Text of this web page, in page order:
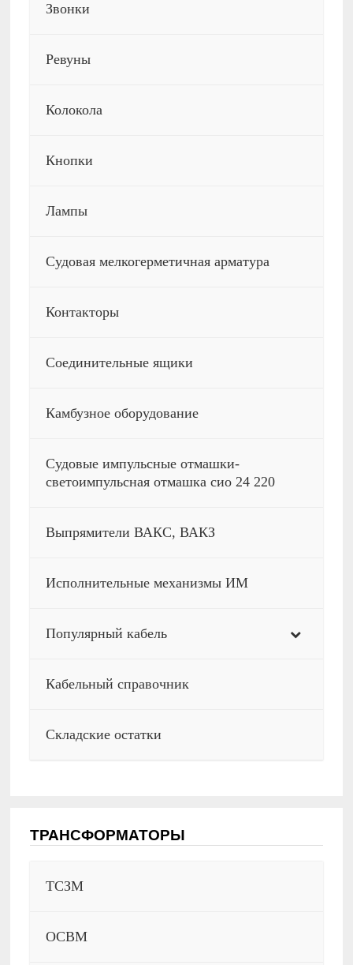
Звонки
Ревуны
Колокола
Кнопки
Лампы
Судовая мелкогерметичная арматура
Контакторы
Соединительные ящики
Камбузное оборудование
Судовые импульсные отмашки-
светоимпульсная отмашка сио 24 220
Выпрямители ВАКС, ВАКЗ
Исполнительные механизмы ИМ
Популярный кабель
Кабельный справочник
Складские остатки
ТРАНСФОРМАТОРЫ
ТСЗМ
ОСВМ